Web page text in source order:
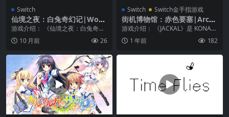
Switch
仙境之夜：白兔奇幻记|Won
derland Nights: White Rab
游戏介绍： 《仙境之夜：白兔奇幻
记》是一个以日程安排为核心的视
觉小说游戏。故事发...
10 月前 26
Switch Switch金手指游戏
街机博物馆：赤色要塞|Arcad
e Archives: Jackal
游戏介绍： 《JACKAL》是 KONAM
I 于 1986 年发行的动作游戏。 ...
1 年前 182